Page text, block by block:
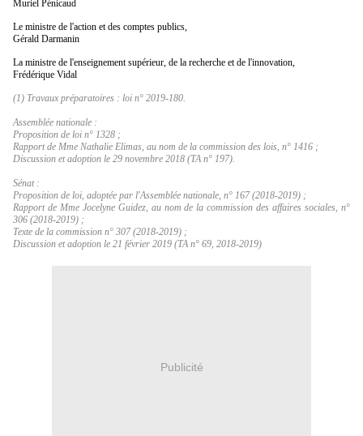
Muriel Pénicaud
Le ministre de l'action et des comptes publics,
Gérald Darmanin
La ministre de l'enseignement supérieur, de la recherche et de l'innovation,
Frédérique Vidal
(1) Travaux préparatoires : loi n° 2019-180.
Assemblée nationale :
Proposition de loi n° 1328 ;
Rapport de Mme Nathalie Elimas, au nom de la commission des lois, n° 1416 ;
Discussion et adoption le 29 novembre 2018 (TA n° 197).
Sénat :
Proposition de loi, adoptée par l'Assemblée nationale, n° 167 (2018-2019) ;
Rapport de Mme Jocelyne Guidez, au nom de la commission des affaires sociales, n°
306 (2018-2019) ;
Texte de la commission n° 307 (2018-2019) ;
Discussion et adoption le 21 février 2019 (TA n° 69, 2018-2019)
Publicité